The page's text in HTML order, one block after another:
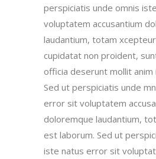
perspiciatis unde omnis
voluptatem accusantium
laudantium, totam
cupidatat non proident,
officia deserunt mollit anim
Sed ut perspiciatis unde
error sit voluptatem
doloremque laudantium,
est laborum. Sed ut
iste natus error sit